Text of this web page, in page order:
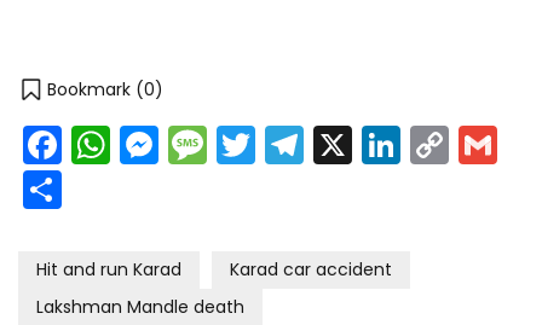
Bookmark (0)
Facebook
WhatsApp
Messenger
Message
Twitter
Telegram
X
Link
Hit and run Karad
Karad car accident
Lakshman Mandle death